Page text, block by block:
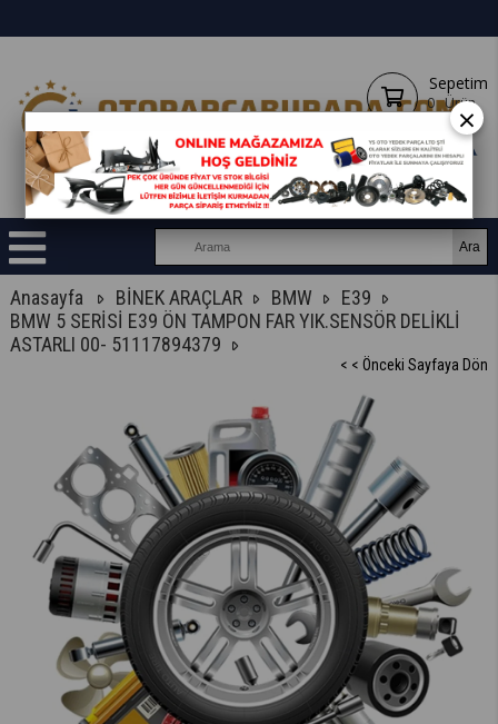
Sepetim
0 Ürün
Anasayfa BİNEK ARAÇLAR BMW
E39
BMW 5 SERİSİ E39 ÖN TAMPON FAR YIK.SENSÖR DELİKLİ
ASTARLI 00- 51117894379
< < Önceki Sayfaya Dön
×